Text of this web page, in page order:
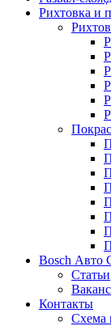
Рихтовка и
Bosch Авто
Статьи
Контакты
Схема